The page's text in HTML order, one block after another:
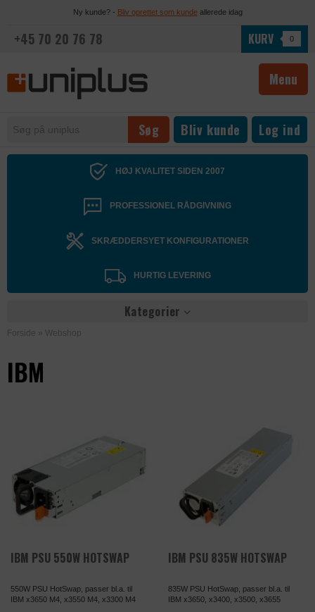
Ny kunde? - Bliv oprettet som kundeallerede idag
+45 70 20 76 78 KURV 0
Menu
Bliv kunde Log ind
HØJ KVALITET SIDEN 2007
PROFESSIONEL RÅDGIVNING
SKRÆDDERSYET KONFIGURATIONER
HURTIG LEVERING
Kategorier
Forside » Webshop
IBM
IBM PSU 550W HOTSWAP
550W PSU HotSwap, passer bl.a. til
IBM x3650 M4, x3550 M4, x3300 M4
IBM PSU 835W HOTSWAP
835W PSU HotSwap, passer bl.a. til
IBM x3650, x3400, x3500, x3655